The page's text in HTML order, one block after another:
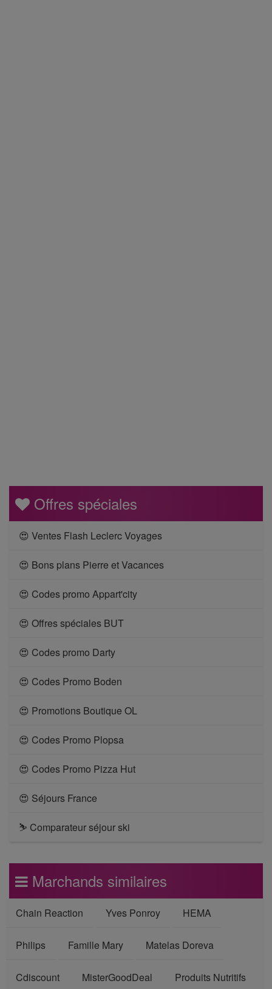
Offres spéciales
😍 Ventes Flash Leclerc Voyages
😍 Bons plans Pierre et Vacances
😍 Codes promo Appart'city
😍 Offres spéciales BUT
😍 Codes promo Darty
😍 Codes Promo Boden
😍 Promotions Boutique OL
😍 Codes Promo Plopsa
😍 Codes Promo Pizza Hut
😍 Séjours France
⛷ Comparateur séjour ski
Marchands similaires
Chain Reaction Yves Ponroy HEMA
Philips Famille Mary Matelas Doreva
Cdiscount MisterGoodDeal Produits Nutritifs